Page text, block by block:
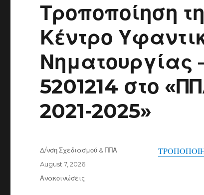
Τροποποίηση
Κέντρο
Νηματουργίας
5201214 στο
2021-2025»
Author
Δ/νση Σχεδιασμού & ΠΠΑ
Posted
on
August 7, 2026
Categories
Ανακοινώσεις